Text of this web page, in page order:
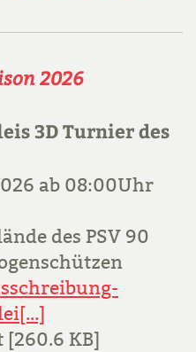
2026
3D Turnier des
ab 08:00Uhr
des PSV 90
[260.6 KB]